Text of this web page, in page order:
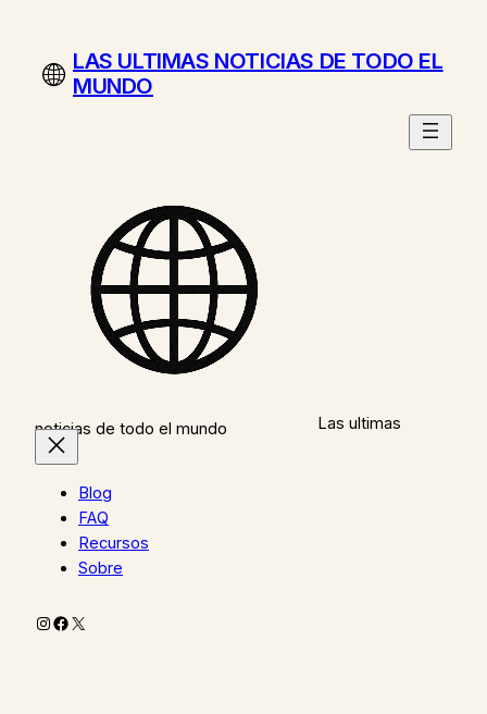
contenidoLAS ULTIMAS NOTICIAS DE TODO EL
MUNDO
Las ultimas
noticias de todo el mundo
Blog
FAQ
Recursos
Sobre
Instagram
Facebook
X